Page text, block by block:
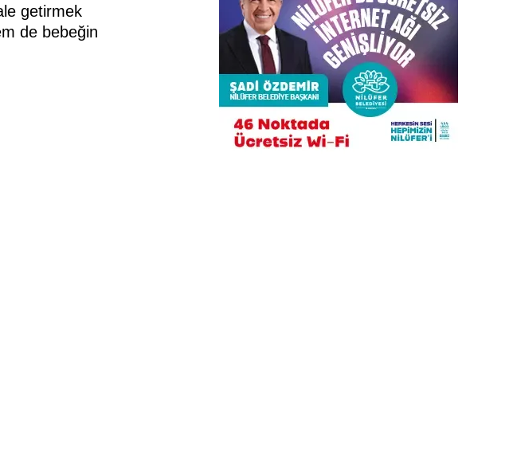
getirmek
de bebeğin
Bursa’da iş yeri alev alev yandı
Mudanya'da tavuk çiftliğinde yangın çıktı
Avcılar Belediyesi'ne operasyon: 13 kişiye
gözaltı